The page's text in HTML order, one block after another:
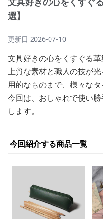
選】
更新日 2026-07-10
文具好きの心をくすぐる革
上質な素材と職人の技が
用的なものまで、様々なタ
今回は、おしゃれで使い
します。
今回紹介する商品一覧